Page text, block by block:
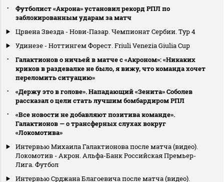
Футболист «Акрона» установил рекорд РПЛ по
заблокированным ударам за матч
Црвена Звезда - Нови-Пазар. Чемпионат Сербии. Тур 4
Удинезе - Ноттингем Форест. Friuli Venezia Giulia Cup
Галактионов о ничьей в матче с «Акроном»: «Никаких
криков в раздевалке не было, я вижу, что команда хочет
переломить ситуацию»
«Держу это в голове». Нападающий «Зенита» Соболев
рассказал о цели стать лучшим бомбардиром РПЛ
«Все новости не добавляют позитива команде».
Галактионов — о трансферных слухах вокруг
«Локомотива»
Интервью Михаила Галактионова после матча (видео).
Локомотив - Акрон. Альфа-Банк Российская Премьер-
Лига. Футбол
Интервью Срджана Благоевича после матча (видео).